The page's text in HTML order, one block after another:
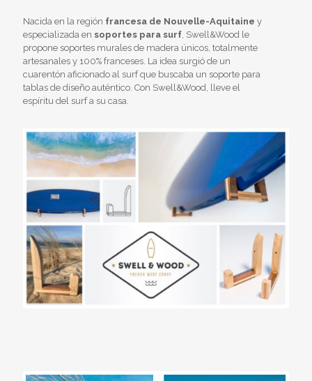
Nacida en la región francesa de Nouvelle-Aquitaine y
especializada en soportes para surf, Swell&Wood le
propone soportes murales de madera únicos, totalmente
artesanales y 100% franceses. La idea surgió de un
cuarentón aficionado al surf que buscaba un soporte para
tablas de diseño auténtico. Con Swell&Wood, lleve el
espíritu del surf a su casa.